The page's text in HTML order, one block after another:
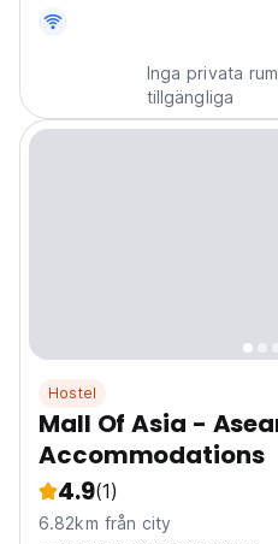
free WiFi. The property is
is located 1.1 miles from
Inga privata rum
tillgängliga
Hostel
Mall Of Asia -
Accommodations
4.9(1)
6.82km från city